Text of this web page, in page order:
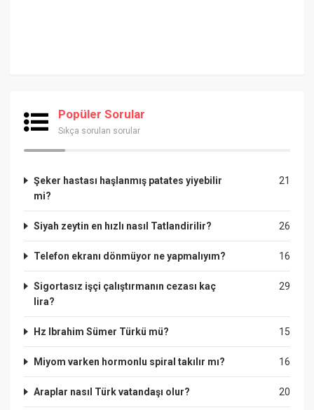
Popüler Sorular
Sıkça sorulan sorular
21
Şeker hastası haşlanmış patates yiyebilir
mi?
26
Siyah zeytin en hızlı nasıl Tatlandirilir?
16
Telefon ekranı dönmüyor ne yapmalıyım?
29
Sigortasız işçi çalıştırmanın cezası kaç
lira?
15
Hz Ibrahim Sümer Türkü mü?
16
Miyom varken hormonlu spiral takılır mı?
20
Araplar nasıl Türk vatandaşı olur?